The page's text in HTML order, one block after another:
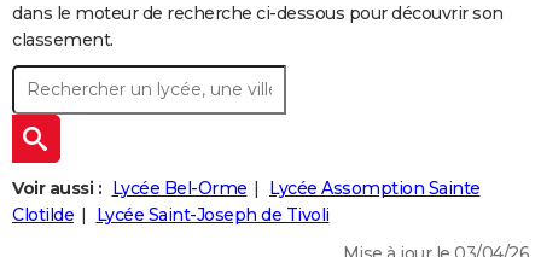
Mobiles
Meilleur smartphone
Internet
Ordinateurs
Jeux vidéo
Guide high-tech
+
BRICOLAGE
Forum
Aménagement intérieur
Extérieur
Cuisine
Salle de bains
Jardinage
Rangement
WEEK-END
Guides de France
Escapades
Patrimoine
Expositions
Musées
Week-end nature
+LIFESTYLE
Art de vivre
Bien-être
Loisirs
Mode
Modes de vie
+SANTE
dans le moteur de recherche ci-dessous pour découvrir son
classement.
Voir aussi : Lycée Bel-Orme
Lycée Assomption Sainte
Clotilde
Lycée Saint-Joseph de Tivoli